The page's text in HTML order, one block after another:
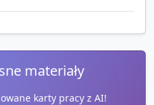
materiały
karty pracy z AI!